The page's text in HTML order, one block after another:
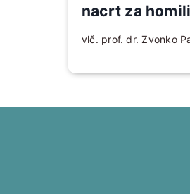
nacrt za
vlč. prof. dr. Zvonko